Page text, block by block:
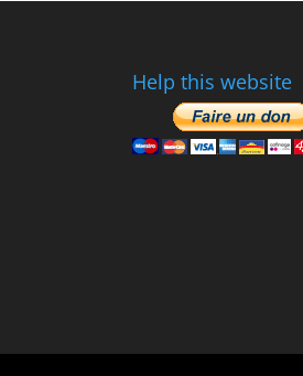
Help this website